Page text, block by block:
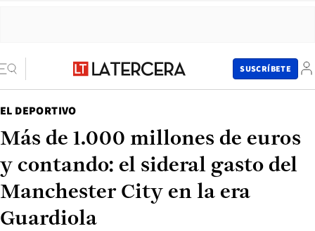
SUSCRÍBETE
EL DEPORTIVO
Más de 1.000 millones de euros
y contando: el sideral gasto del
Manchester City en la era
Guardiola